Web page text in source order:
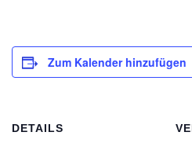
Zum Kalender hinzufügen
DETAILS